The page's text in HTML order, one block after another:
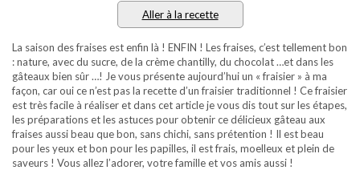
Aller à la recette
La saison des fraises est enfin là ! ENFIN ! Les fraises, c’est tellement bon
: nature, avec du sucre, de la crème chantilly, du chocolat …et dans les
gâteaux bien sûr …! Je vous présente aujourd’hui un « fraisier » à ma
façon, car oui ce n’est pas la recette d’un fraisier traditionnel ! Ce fraisier
est très facile à réaliser et dans cet article je vous dis tout sur les étapes,
les préparations et les astuces pour obtenir ce délicieux gâteau aux
fraises aussi beau que bon, sans chichi, sans prétention ! Il est beau
pour les yeux et bon pour les papilles, il est frais, moelleux et plein de
saveurs ! Vous allez l’adorer, votre famille et vos amis aussi !